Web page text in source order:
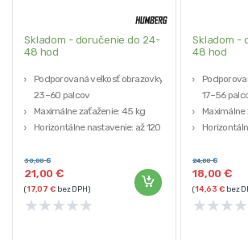
Skladom - doručenie do 24-
48 hod
Podporovaná veľkosť obrazovky:
23–60 palcov
Maximálne zaťaženie: 45 kg
Horizontálne nastavenie: až 120°
Nastavenie vzdialenosti od steny:
6–37 cm
21,00€
30,00€
(17,07€bez DPH)
★★★★★
Skladom -
48 hod
17–56
5,4–42,5
18,00€
24,00€
(14,63€bez
★★★★